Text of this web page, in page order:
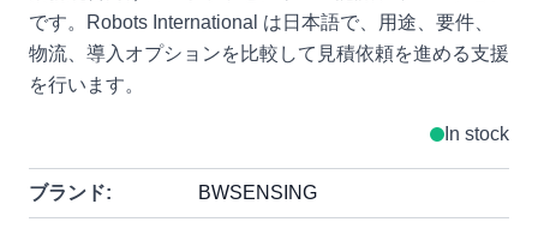
です。Robots International は日本語で、用途、要件、
物流、導入オプションを比較して見積依頼を進める支援
を行います。
In stock
ブランド: BWSENSING